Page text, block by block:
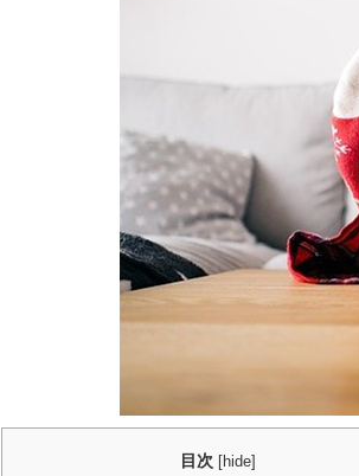
目次 [hide]